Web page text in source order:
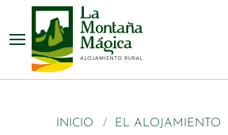
INICIO EL ALOJAMIENTO